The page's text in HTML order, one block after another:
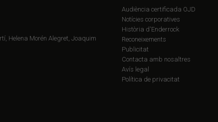
Helena Morén Alegret, Joaquim
Audiència certificada OJD
Notícies corporatives
Història d'Enderrock
Reconeixements
Publicitat
Contacta amb nosaltres
Avís legal
Política de privacitat